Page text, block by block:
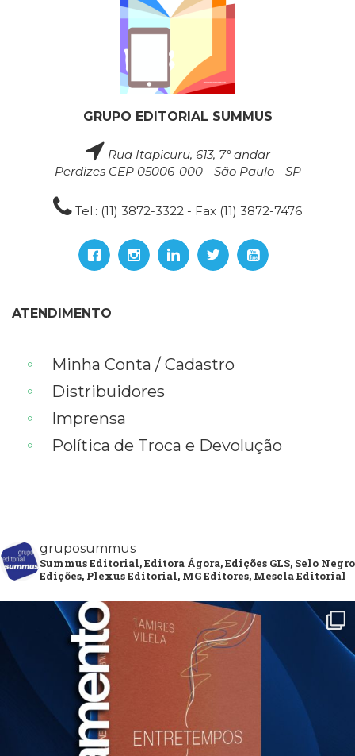
GRUPO EDITORIAL SUMMUS
Rua Itapicuru, 613, 7° andar
Perdizes CEP 05006-000 - São Paulo - SP
Tel.: (11) 3872-3322 - Fax (11) 3872-7476
ATENDIMENTO
Minha Conta / Cadastro
Distribuidores
Imprensa
Política de Troca e Devolução
gruposummus
Summus Editorial, Editora Ágora, Edições GLS, Selo Negro
Edições, Plexus Editorial, MG Editores, Mescla Editorial